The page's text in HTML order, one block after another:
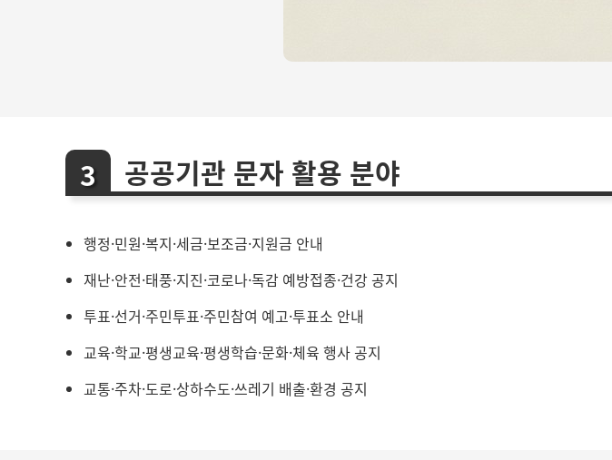
공공기관 문자 활용 분야
행정·민원·복지·세금·보조금·지원금 안내
재난·안전·태풍·지진·코로나·독감 예방접종·건강 공지
투표·선거·주민투표·주민참여 예고·투표소 안내
교육·학교·평생교육·평생학습·문화·체육 행사 공지
교통·주차·도로·상하수도·쓰레기 배출·환경 공지